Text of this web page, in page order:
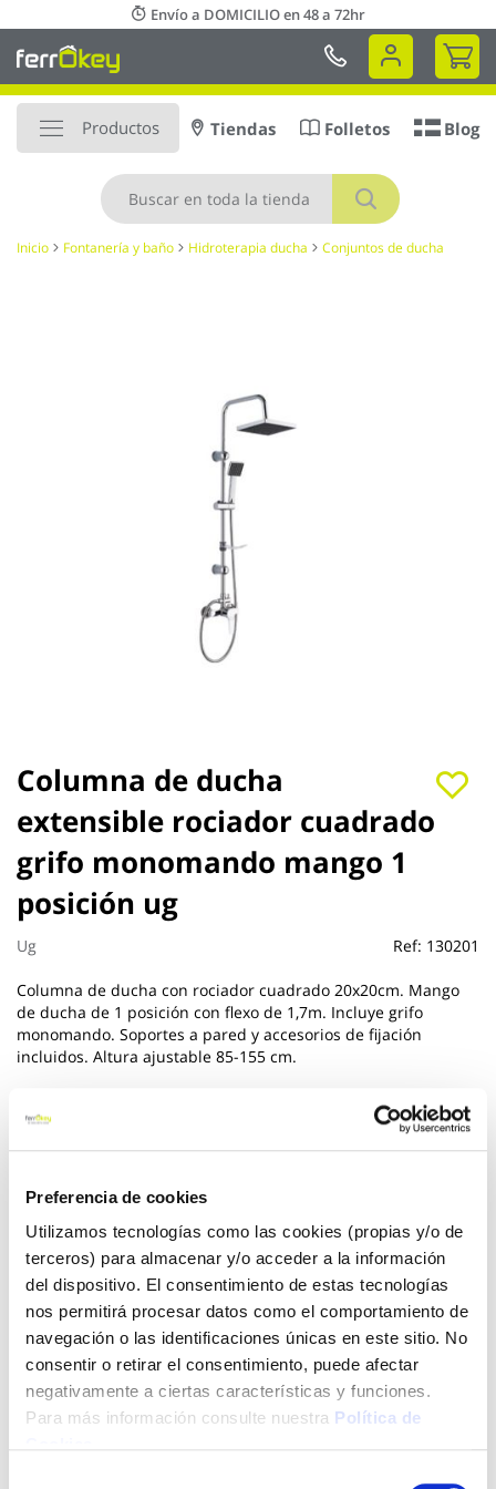
Preferencia de cookies
Utilizamos tecnologías como las cookies (propias y/o de
terceros) para almacenar y/o acceder a la información
del dispositivo. El consentimiento de estas tecnologías
nos permitirá procesar datos como el comportamiento de
navegación o las identificaciones únicas en este sitio. No
consentir o retirar el consentimiento, puede afectar
negativamente a ciertas características y funciones.
Para más información consulte nuestra Política de
al
contenido
Envío a DOMICILIO en 48 a 72hr
Mi
Productos
Buscar
Tiendas Folletos Blog
Inicio Fontanería y baño Hidroterapia ducha Conjuntos de ducha
Columna de ducha
extensible rociador cuadrado
grifo monomando mango 1
posición ug
Ug Ref: 130201
Columna de ducha con rociador cuadrado 20x20cm. Mango
de ducha de 1 posición con flexo de 1,7m. Incluye grifo
monomando. Soportes a pared y accesorios de fijación
incluidos. Altura ajustable 85-155 cm.
Ver más
Añadir al carrito
Click&Collect - Recogida gratis
en nuestras tiendas
Envío a domicilio:
5 días hábiles
Saltar
al
comienzo
de
la
galería
de
imágenes